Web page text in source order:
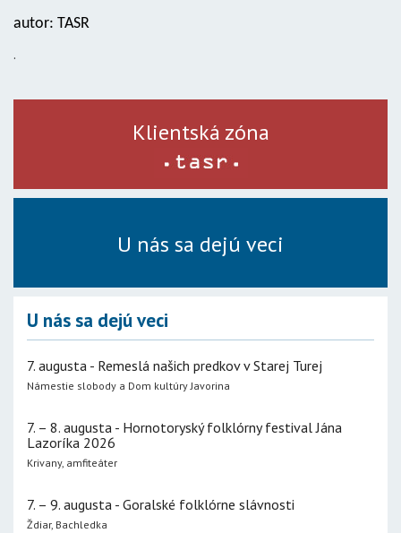
autor: TASR
.
Klientská zóna
U nás sa dejú veci
U nás sa dejú veci
7. augusta - Remeslá našich predkov v Starej Turej
Námestie slobody a Dom kultúry Javorina
7. – 8. augusta - Hornotoryský folklórny festival Jána
Lazoríka 2026
Krivany, amfiteáter
7. – 9. augusta - Goralské folklórne slávnosti
Ždiar, Bachledka